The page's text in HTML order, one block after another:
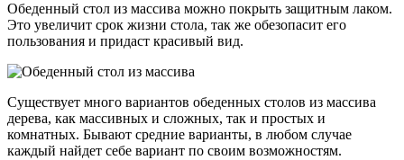
Обеденный стол из массива можно покрыть защитным лаком.
Это увеличит срок жизни стола, так же обезопасит его
пользования и придаст красивый вид.
Существует много вариантов обеденных столов из массива
дерева, как массивных и сложных, так и простых и
комнатных. Бывают средние варианты, в любом случае
каждый найдет себе вариант по своим возможностям.